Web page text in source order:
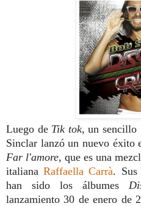
Luego de Tik tok, un sencillo
Sinclar lanzó un nuevo éxito
Far l'amore, que es una
italianaRaffaella Carrà. Sus
han sido los álbumes
lanzamiento 30 de enero de